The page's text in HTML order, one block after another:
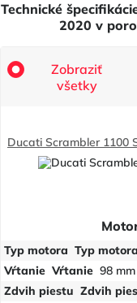
Technické
2020 v
Zobraziť
všetky
Ducati Scrambler 1100
Typ motora Typ motora
Vŕtanie Vŕtanie 98 mm
Zdvih piestu Zdvih